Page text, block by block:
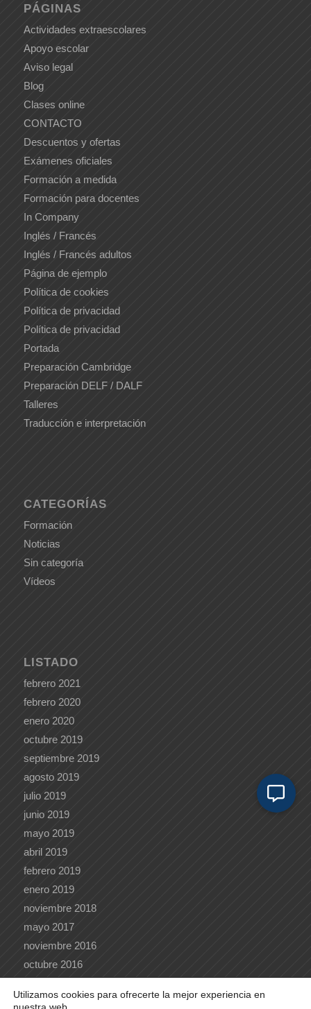
PÁGINAS
Actividades extraescolares
Apoyo escolar
Aviso legal
Blog
Clases online
CONTACTO
Descuentos y ofertas
Exámenes oficiales
Formación a medida
Formación para docentes
In Company
Inglés / Francés
Inglés / Francés adultos
Página de ejemplo
Política de cookies
Política de privacidad
Política de privacidad
Portada
Preparación Cambridge
Preparación DELF / DALF
Talleres
Traducción e interpretación
CATEGORÍAS
Formación
Noticias
Sin categoría
Vídeos
LISTADO
febrero 2021
febrero 2020
enero 2020
octubre 2019
septiembre 2019
agosto 2019
julio 2019
junio 2019
mayo 2019
abril 2019
febrero 2019
enero 2019
noviembre 2018
mayo 2017
noviembre 2016
octubre 2016
Utilizamos cookies para ofrecerte la mejor experiencia en